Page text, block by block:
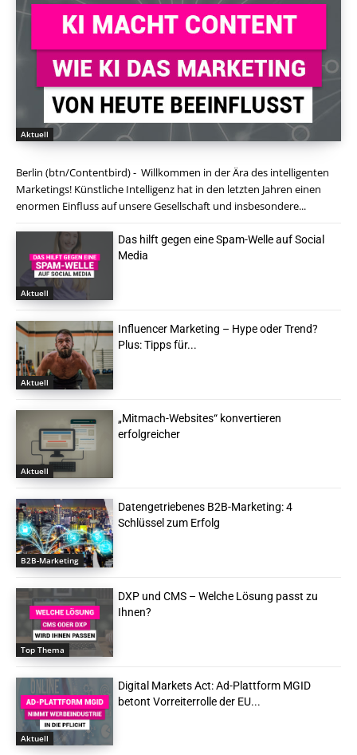
Aktuell
Berlin (btn/Contentbird) - Willkommen in der Ära des intelligenten
Marketings! Künstliche Intelligenz hat in den letzten Jahren einen
enormen Einfluss auf unsere Gesellschaft und insbesondere...
Aktuell
Das hilft gegen eine Spam-Welle auf Social
Media
Aktuell
Influencer Marketing – Hype oder Trend?
Plus: Tipps für...
Aktuell
„Mitmach-Websites“ konvertieren
erfolgreicher
B2B-Marketing
Datengetriebenes B2B-Marketing: 4
Schlüssel zum Erfolg
Top Thema
DXP und CMS – Welche Lösung passt zu
Ihnen?
Aktuell
Digital Markets Act: Ad-Plattform MGID
betont Vorreiterrolle der EU...